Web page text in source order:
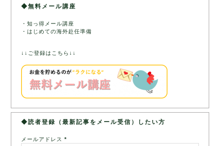
◆無料メール講座
・知っ得メール講座
・はじめての海外赴任準備
↓↓ご登録はこちら↓↓
◆読者登録（最新記事をメール受信）したい方
メールアドレス*